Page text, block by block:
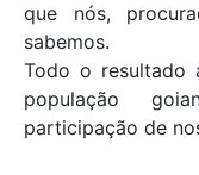
que nós,
sabemos.
Todo o resultado
população
participação de